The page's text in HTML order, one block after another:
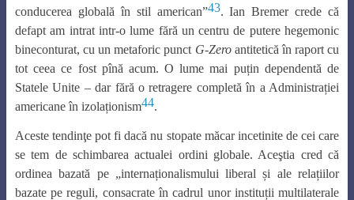
conducerea globală în stil american”43. Ian Bremer crede că
defapt am intrat intr-o lume fără un centru de putere hegemonic
bineconturat, cu un metaforic punct G-Zeroantitetică în raport cu
tot ceea ce fost pînă acum. O lume mai puțin dependentă de
Statele Unite – dar fără o retragere completă în a Administrației
americane în izolaționism44.
Aceste tendinţe pot fi dacă nu stopate măcar incetinite de cei care
se tem de schimbarea actualei ordini globale. Aceştia cred că
ordinea bazată pe „internaționalismului liberal și ale relațiilor
bazate pe reguli, consacrate în cadrul unor instituții multilaterale